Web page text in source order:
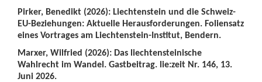
Pirker, Benedikt (2026): Liechtenstein und die Schweiz-
EU-Beziehungen: Aktuelle Herausforderungen. Foliensatz
eines Vortrages am Liechtenstein-Institut, Bendern.
Marxer, Wilfried (2026): Das liechtensteinische
Wahlrecht im Wandel. Gastbeitrag. lie:zeit Nr. 146, 13.
Juni 2026.